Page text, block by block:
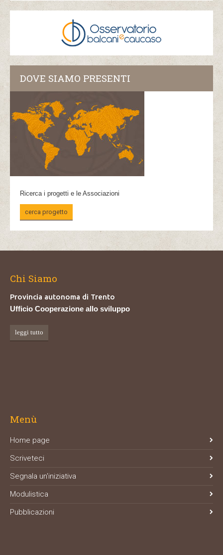
DOVE SIAMO PRESENTI
Ricerca i progetti e le Associazioni
cerca progetto
Chi Siamo
Provincia autonoma di Trento
Ufficio Cooperazione allo sviluppo
leggi tutto
Menù
Home page
Scriveteci
Segnala un'iniziativa
Modulistica
Pubblicazioni